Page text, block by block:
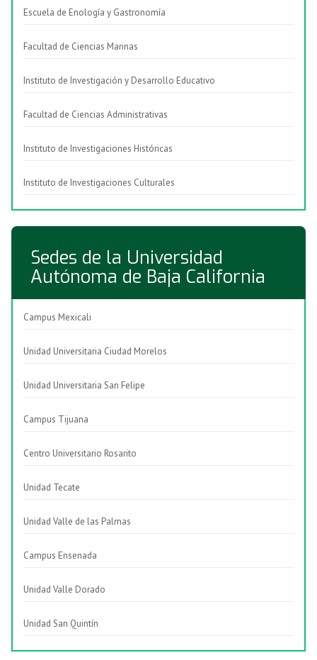
Escuela de Enología y Gastronomía
Facultad de Ciencias Marinas
Instituto de Investigación y Desarrollo Educativo
Facultad de Ciencias Administrativas
Instituto de Investigaciones Históricas
Instituto de Investigaciones Culturales
Sedes de la Universidad
Autónoma de Baja California
Campus Mexicali
Unidad Universitaria Ciudad Morelos
Unidad Universitaria San Felipe
Campus Tijuana
Centro Universitario Rosarito
Unidad Tecate
Unidad Valle de las Palmas
Campus Ensenada
Unidad Valle Dorado
Unidad San Quintín